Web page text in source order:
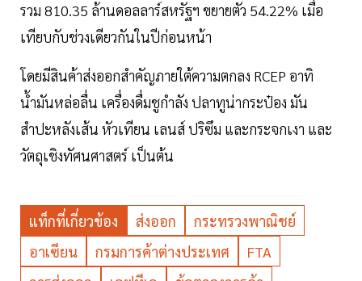
รวม 810.35 ล้านดอลลาร์สหรัฐฯ ขยายตัว 54.22% เมื่อ
เทียบกับช่วงเดียวกันในปีก่อนหน้า
โดยมีสินค้าส่งออกสำคัญภายใต้ความตกลง RCEP อาทิ
น้ำมันหล่อลื่น เครื่องดื่มชูกำลัง ปลาทูน่ากระป๋อง มัน
สำปะหลังเส้น หัวเทียน เลนส์ ปริซึม และกระจกเงา และ
วัตถุเชิงทัศนศาสตร์ เป็นต้น
แท็กที่เกี่ยวข้อง ส่งออก
กระทรวงพาณิชย์
อาเซียน
กรมการค้าต่างประเทศ
FTA